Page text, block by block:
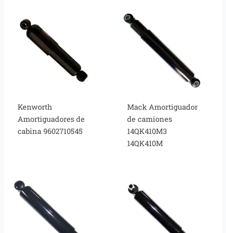
Kenworth
Amortiguadores de
cabina 9602710545
Mack Amortiguador
de camiones
14QK410M3
14QK410M